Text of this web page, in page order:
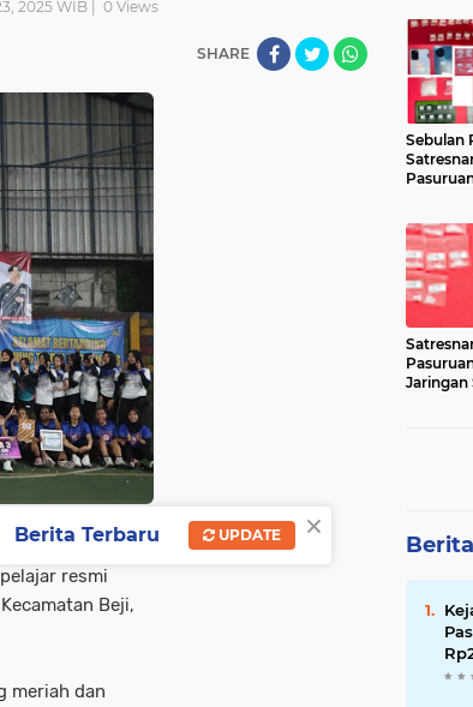
2025 WIB | 0Views
SHARE
resmi
Beji,
meriah dan
Sebulan
Jaringan
×
Berita Terbaru UPDATE